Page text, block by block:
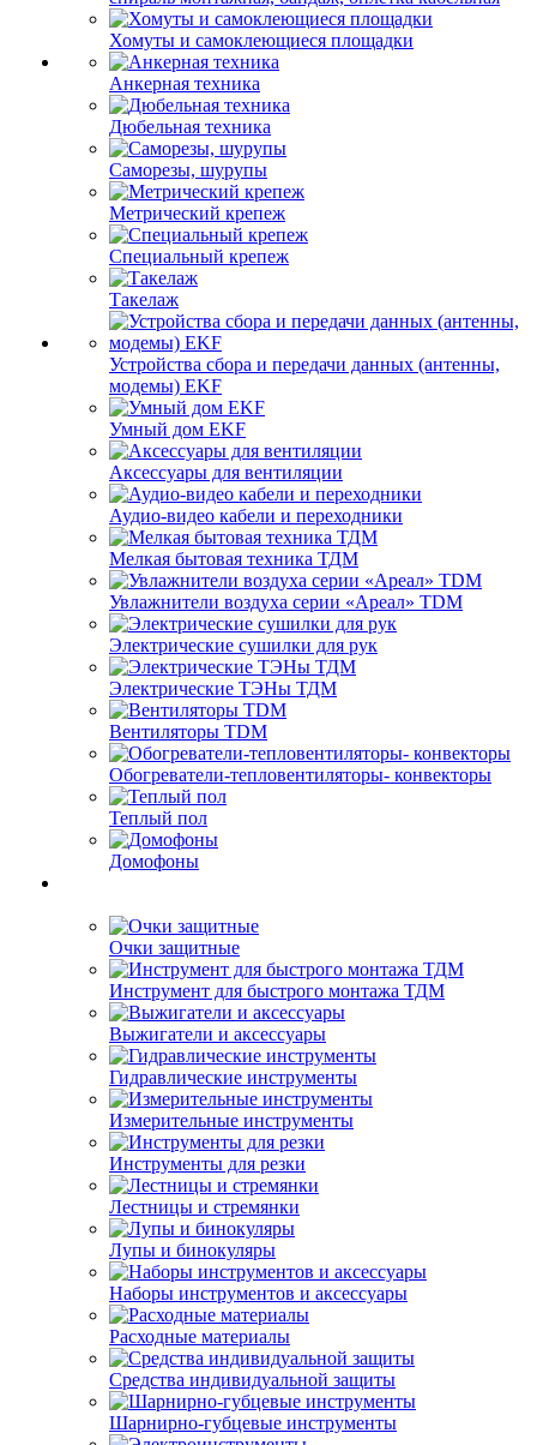
Хомуты и самоклеющиеся площадки
Анкерная техника
Дюбельная техника
Саморезы, шурупы
Метрический крепеж
Специальный крепеж
Такелаж
Устройства сбора и передачи данных (антенны,
модемы) EKF
Умный дом EKF
Аксессуары для вентиляции
Аудио-видео кабели и переходники
Мелкая бытовая техника ТДМ
Увлажнители воздуха серии «Ареал» TDM
Электрические сушилки для рук
Электрические ТЭНы ТДМ
Вентиляторы TDM
Обогреватели-тепловентиляторы- конвекторы
Теплый пол
Домофоны
Очки защитные
Инструмент для быстрого монтажа ТДМ
Выжигатели и аксессуары
Гидравлические инструменты
Измерительные инструменты
Инструменты для резки
Лестницы и стремянки
Лупы и бинокуляры
Наборы инструментов и аксессуары
Расходные материалы
Средства индивидуальной защиты
Шарнирно-губцевые инструменты